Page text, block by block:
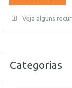
Veja alguns
Categorias